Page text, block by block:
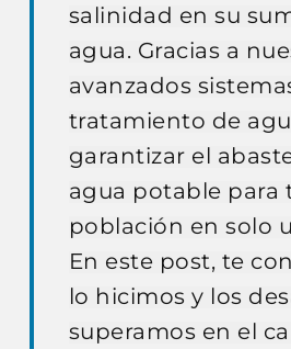
salinidad en su
agua. Gracias a
avanzados
tratamiento de
garantizar el
agua potable para
población en solo
En este post, te
lo hicimos y los
superamos en el